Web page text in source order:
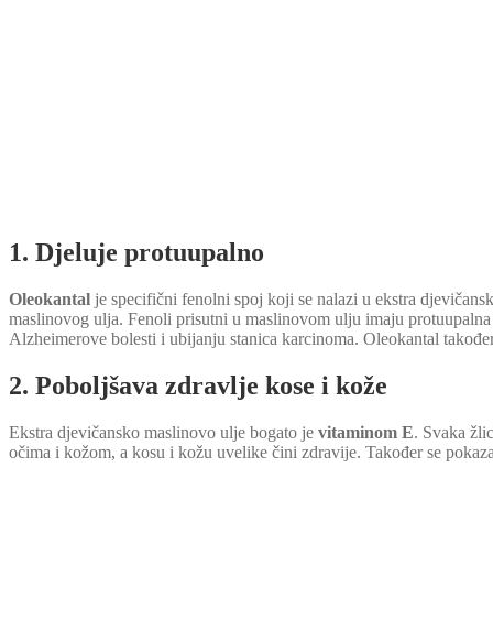
1. Djeluje protuupalno
Oleokantal je specifični fenolni spoj koji se nalazi u ekstra
maslinovog ulja. Fenoli prisutni u maslinovom ulju imaju
Alzheimerove bolesti i ubijanju stanica karcinoma. Oleokantal
2. Poboljšava zdravlje kose i kože
Ekstra djevičansko maslinovo ulje bogato je vitaminom E. Svaka
očima i kožom, a kosu i kožu uvelike čini zdravije. Također se